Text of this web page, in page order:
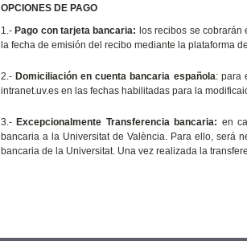
OPCIONES DE PAGO
1.-Pago con tarjeta bancaria: los recibos se cobrarán
la fecha de emisión del recibo mediante la plataforma
2.- Domiciliación en cuenta bancaria española: para
intranet.uv.es en las fechas habilitadas para la
3.-Excepcionalmente Transferencia bancaria: en
bancaria a la Universitat de València. Para ello, será
bancaria de la Universitat. Una vez realizada la